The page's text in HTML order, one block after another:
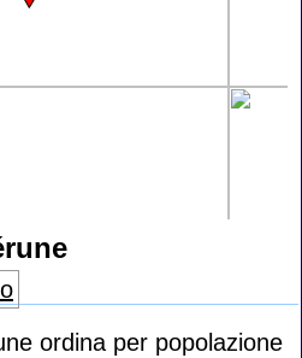
ordina per popolazione